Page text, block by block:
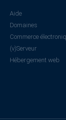
Aide
Domaines
Commerce
(v)Serveur
Hébergement web